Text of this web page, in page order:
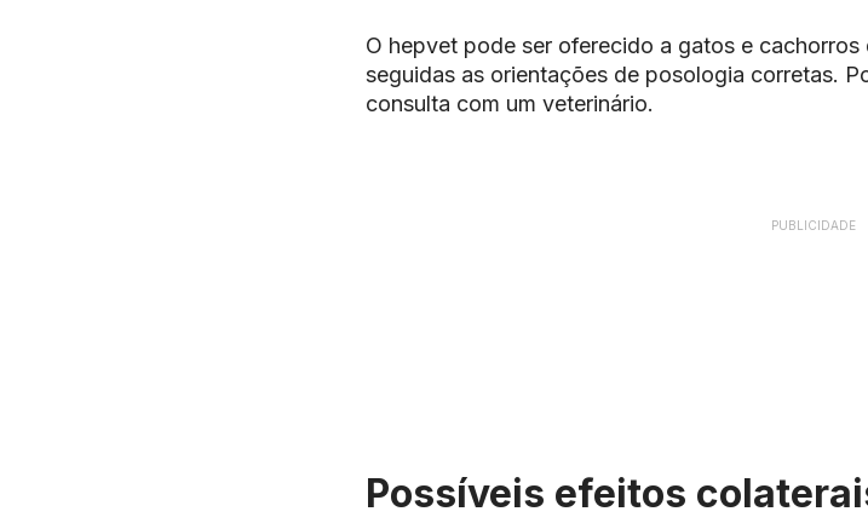
O hepvet pode ser oferecido a gatos e
seguidas as orientações de posologia corretas.
consulta com um veterinário.
PUBLICIDADE
Possíveis efeitos